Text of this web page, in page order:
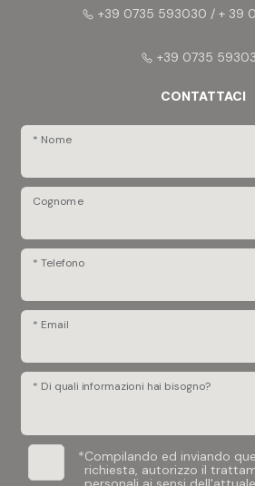
+39 0735 593030 / + 39
+39 0735
CONTATTACI
* Nome
Cognome
* Telefono
* Email
* Di quali informazioni hai bisogno?
*Compilando ed inviando
richiesta, autorizzo il